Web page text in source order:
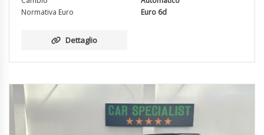
Normativa Euro
Euro 6d
Dettaglio